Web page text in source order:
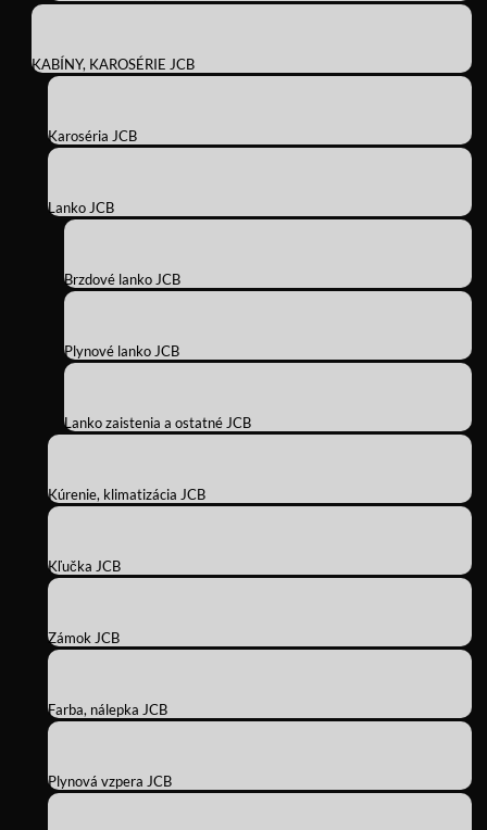
KABÍNY, KAROSÉRIE JCB
Karoséria JCB
Lanko JCB
Brzdové lanko JCB
Plynové lanko JCB
Lanko zaistenia a ostatné JCB
Kúrenie, klimatizácia JCB
Kľučka JCB
Zámok JCB
Farba, nálepka JCB
Plynová vzpera JCB